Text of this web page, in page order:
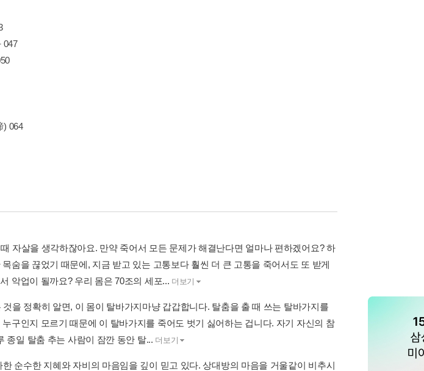
047
) 064
자살을 생각하잖아요. 만약 죽어서 모든 문제가 해결난다면 얼마나 편하겠어요? 하
숨을 끊었기 때문에, 지금 받고 있는 고통보다 훨씬 더 큰 고통을 죽어서도 또 받게
악업이 될까요? 우리 몸은 70조의 세포... 더보기
을 정확히 알면, 이 몸이 탈바가지마냥 갑갑합니다. 탈춤을 출 때 쓰는 탈바가지를
구인지 모르기 때문에 이 탈바가지를 죽어도 벗기 싫어하는 겁니다. 자기 자신의 참
종일 탈춤 추는 사람이 잠깐 동안 탈... 더보기
순수한 지혜와 자비의 마음임을 깊이 믿고 있다. 상대방의 마음을 거울같이 비추시